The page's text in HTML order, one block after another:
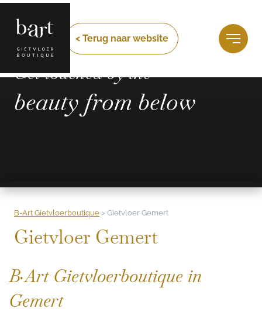
< Terug naar website
Get touched by the
beauty from below
B-Art Gietvloerboutique > Gietvloer Gemert
Gietvloer Gemert
B·Art Gietvloerboutique in
Gemert